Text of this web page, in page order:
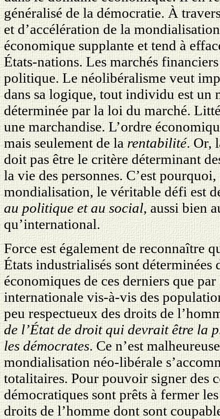
généralisé de la démocratie. À
et d’accélération de la
économique supplante et tend à
États-nations. Les marchés
politique. Le néolibéralisme veut
dans sa logique, tout individu est un
déterminée par la loi du marché.
une marchandise. L’ordre
mais seulement de larentabilité. Or,
doit pas être le critère déterminant
la vie des personnes. C’est
mondialisation, le véritable défi est
au politique et au social, aussi bien
qu’international.
Force est également de reconnaître
États industrialisés sont déterminées
économiques de ces derniers que
internationale vis-à-vis des
peu respectueux des droits de
de l’État de droit qui devrait être la
les démocrates. Ce n’est
mondialisation néo-libérale
totalitaires. Pour pouvoir signer des
démocratiques sont prêts à fermer
droits de l’homme dont sont